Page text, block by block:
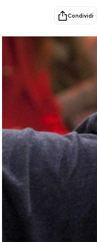
Altrecose
Mondiali calcio 2026
Condividi